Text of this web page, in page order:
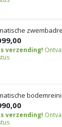
verzending!
verzending!